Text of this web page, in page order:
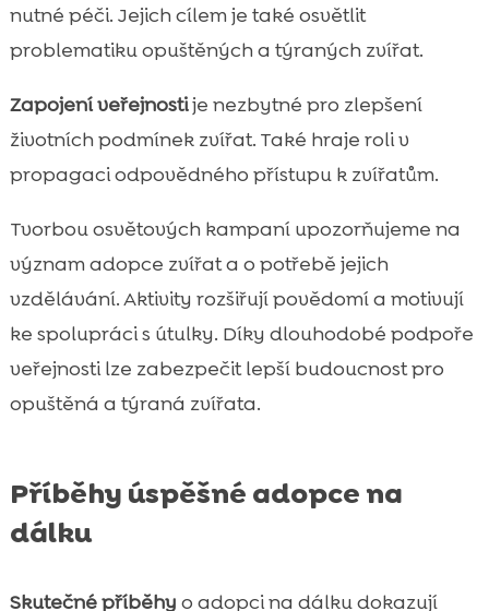
nutné péči. Jejich cílem je také osvětlit
problematiku opuštěných a týraných zvířat.
Zapojení veřejnostije nezbytné pro zlepšení
životních podmínek zvířat. Také hraje roli v
propagaci odpovědného přístupu k zvířatům.
Tvorbou osvětových kampaní upozorňujeme na
význam adopce zvířat a o potřebě jejich
vzdělávání. Aktivity rozšiřují povědomí a motivují
ke spolupráci s útulky. Díky dlouhodobé podpoře
veřejnosti lze zabezpečit lepší budoucnost pro
opuštěná a týraná zvířata.
Příběhy úspěšné adopce na
dálku
Skutečné příběhy o adopci na dálku dokazují